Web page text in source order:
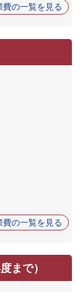
の一覧を見る
の一覧を見る
まで）